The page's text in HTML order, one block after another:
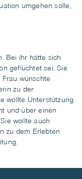
umgehen solle,
Bei ihr hätte sich
geflüchtet sei. Sie
wünschte
zu der
wollte Unterstützung
und über einen
wollte auch
zu dem Erlebten